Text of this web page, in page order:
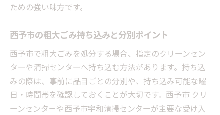
ための強い味方です。
西予市の粗大ごみ持ち込みと分別ポイント
西予市で粗大ごみを処分する場合、指定のクリーンセン
ターや清掃センターへ持ち込む方法があります。持ち込
みの際は、事前に品目ごとの分別や、持ち込み可能な曜
日・時間帯を確認しておくことが大切です。西予市 クリ
ーンセンターや西予市宇和清掃センターが主要な受け入